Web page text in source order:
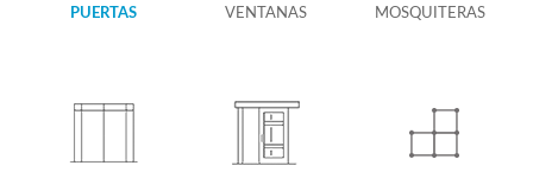
PUERTAS VENTANAS MOSQUITERAS